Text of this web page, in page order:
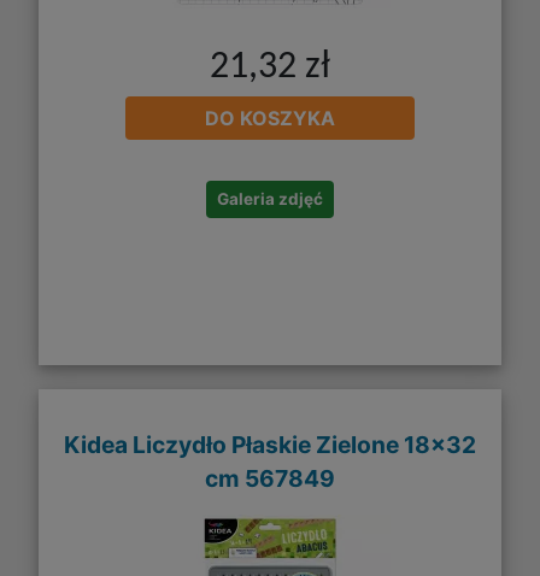
21,32 zł
DO KOSZYKA
Galeria zdjęć
Kidea Liczydło Płaskie Zielone 18x32
cm 567849